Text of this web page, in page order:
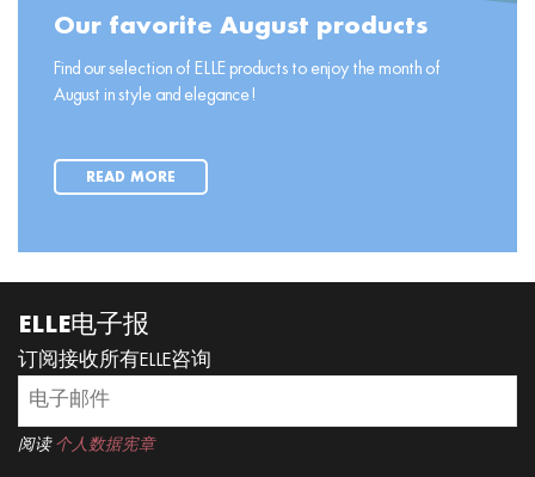
Our favorite August products
Find our selection of ELLE products to enjoy the month of
August in style and elegance!
READ MORE
ELLE电子报
订阅接收所有ELLE咨询
阅读 个人数据宪章